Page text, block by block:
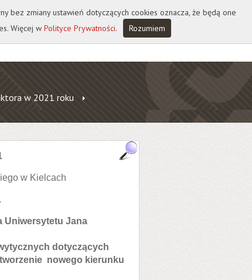
w 2021 roku
w Kielcach
Uniwersytetu Jana
dotyczących
nowego kierunku
bez zmiany ustawień dotyczących cookies oznacza, że będą one
Więcej w Polityce Prywatności. Rozumiem